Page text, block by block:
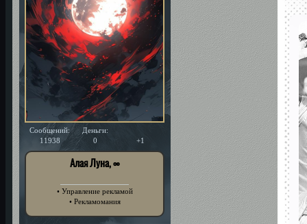
Сообщений:
11938
Деньги:
0
+1
Алая Луна, ∞
• Управление рекламой
• Рекламомания